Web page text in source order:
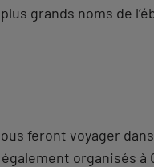
grands noms de
feront voyager
organisés à